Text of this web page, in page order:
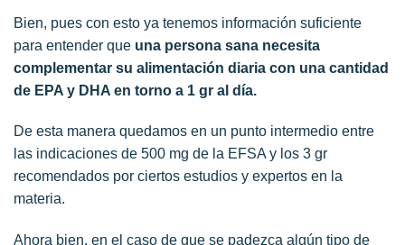
Bien, pues con esto ya tenemos información suficiente
para entender que una persona sana necesita
complementar su alimentación diaria con una cantidad
de EPA y DHA en torno a 1 gr al día.
De esta manera quedamos en un punto intermedio entre
las indicaciones de 500 mg de la EFSA y los 3 gr
recomendados por ciertos estudios y expertos en la
materia.
Ahora bien, en el caso de que se padezca algún tipo de